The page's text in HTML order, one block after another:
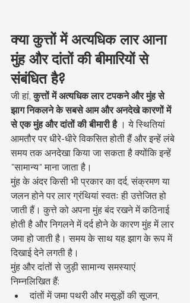
क्या कुत्तों में अत्यधिक लार आना
मुंह और दांतों की बीमारियों से
संबंधित है?
जी हां, कुत्तों में अत्यधिक लार टपकने और मुंह से
झाग निकलने के सबसे आम और अनदेखे कारणों में
से एक मुंह और दांतों की बीमारी है । ये स्थितियां
आमतौर पर धीरे-धीरे विकसित होती हैं और इन्हें लंबे
समय तक अनदेखा किया जा सकता है क्योंकि इन्हें
"सामान्य" माना जाता है।
मुंह के अंदर किसी भी प्रकार का दर्द, संक्रमण या
जलन होने पर लार ग्रंथियां स्वतः ही उत्तेजित हो
जाती हैं। कुत्ते को अपना मुंह बंद रखने में कठिनाई
होती है और निगलने में दर्द होने के कारण मुंह में लार
जमा हो जाती है। समय के साथ यह झाग के रूप में
दिखाई देने लगती है।
मुंह और दांतों से जुड़ी सामान्य समस्याएं
निम्नलिखित हैं:
दांतों में जमा पथरी और मसूड़ों की सूजन,